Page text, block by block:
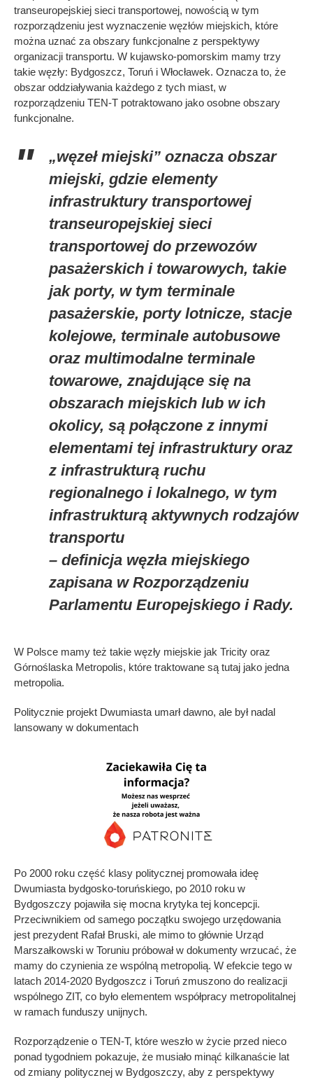
transeuropejskiej sieci transportowej, nowością w tym
rozporządzeniu jest wyznaczenie węzłów miejskich, które
można uznać za obszary funkcjonalne z perspektywy
organizacji transportu. W kujawsko-pomorskim mamy trzy
takie węzły: Bydgoszcz, Toruń i Włocławek. Oznacza to, że
obszar oddziaływania każdego z tych miast, w
rozporządzeniu TEN-T potraktowano jako osobne obszary
funkcjonalne.
„węzeł miejski” oznacza obszar
miejski, gdzie elementy
infrastruktury transportowej
transeuropejskiej sieci
transportowej do przewozów
pasażerskich i towarowych, takie
jak porty, w tym terminale
pasażerskie, porty lotnicze, stacje
kolejowe, terminale autobusowe
oraz multimodalne terminale
towarowe, znajdujące się na
obszarach miejskich lub w ich
okolicy, są połączone z innymi
elementami tej infrastruktury oraz
z infrastrukturą ruchu
regionalnego i lokalnego, w tym
infrastrukturą aktywnych rodzajów
transportu
– definicja węzła miejskiego
zapisana w Rozporządzeniu
Parlamentu Europejskiego i Rady.
W Polsce mamy też takie węzły miejskie jak Tricity oraz
Górnoślaska Metropolis, które traktowane są tutaj jako jedna
metropolia.
Politycznie projekt Dwumiasta umarł dawno, ale był nadal
lansowany w dokumentach
Po 2000 roku część klasy politycznej promowała ideę
Dwumiasta bydgosko-toruńskiego, po 2010 roku w
Bydgoszczy pojawiła się mocna krytyka tej koncepcji.
Przeciwnikiem od samego początku swojego urzędowania
jest prezydent Rafał Bruski, ale mimo to głównie Urząd
Marszałkowski w Toruniu próbował w dokumenty wrzucać, że
mamy do czynienia ze wspólną metropolią. W efekcie tego w
latach 2014-2020 Bydgoszcz i Toruń zmuszono do realizacji
wspólnego ZIT, co było elementem współpracy metropolitalnej
w ramach funduszy unijnych.
Rozporządzenie o TEN-T, które weszło w życie przed nieco
ponad tygodniem pokazuje, że musiało minąć kilkanaście lat
od zmiany politycznej w Bydgoszczy, aby z perspektywy